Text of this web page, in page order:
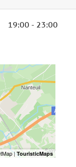
19:00 - 23:00